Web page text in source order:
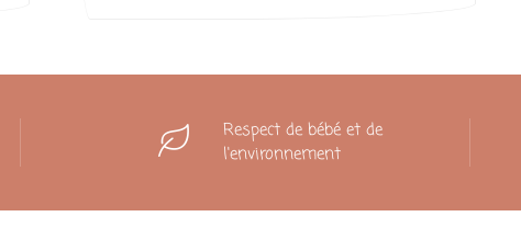
Respect de bébé et de
l'environnement